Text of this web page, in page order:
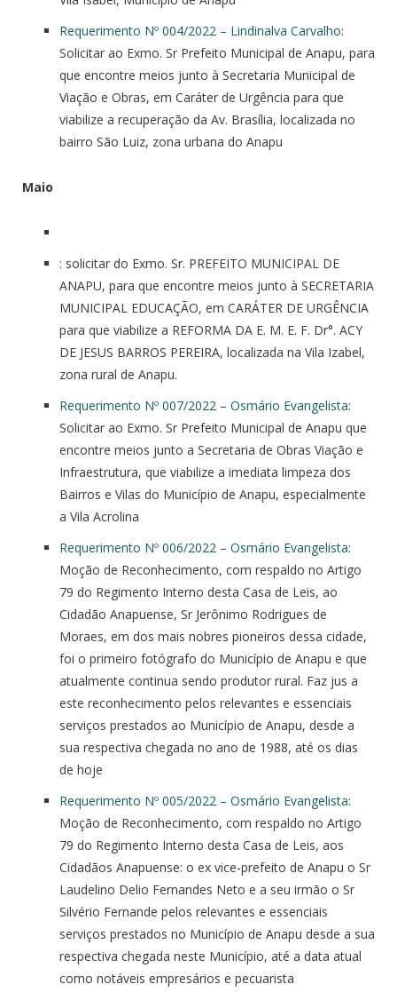
Requerimento Nº 004/2022 – Lindinalva Carvalho:
Solicitar ao Exmo. Sr Prefeito Municipal de Anapu, para
que encontre meios junto à Secretaria Municipal de
Viação e Obras, em Caráter de Urgência para que
viabilize a recuperação da Av. Brasília, localizada no
bairro São Luiz, zona urbana do Anapu
Maio
: solicitar do Exmo. Sr. PREFEITO MUNICIPAL DE
ANAPU, para que encontre meios junto à SECRETARIA
MUNICIPAL EDUCAÇÃO, em CARÁTER DE URGÊNCIA
para que viabilize a REFORMA DA E. M. E. F. Dr°. ACY
DE JESUS BARROS PEREIRA, localizada na Vila Izabel,
zona rural de Anapu.
Requerimento Nº 007/2022 – Osmário Evangelista:
Solicitar ao Exmo. Sr Prefeito Municipal de Anapu que
encontre meios junto a Secretaria de Obras Viação e
Infraestrutura, que viabilize a imediata limpeza dos
Bairros e Vilas do Município de Anapu, especialmente
a Vila Acrolina
Requerimento Nº 006/2022 – Osmário Evangelista:
Moção de Reconhecimento, com respaldo no Artigo
79 do Regimento Interno desta Casa de Leis, ao
Cidadão Anapuense, Sr Jerônimo Rodrigues de
Moraes, em dos mais nobres pioneiros dessa cidade,
foi o primeiro fotógrafo do Município de Anapu e que
atualmente continua sendo produtor rural. Faz jus a
este reconhecimento pelos relevantes e essenciais
serviços prestados ao Município de Anapu, desde a
sua respectiva chegada no ano de 1988, até os dias
de hoje
Requerimento Nº 005/2022 – Osmário Evangelista:
Moção de Reconhecimento, com respaldo no Artigo
79 do Regimento Interno desta Casa de Leis, aos
Cidadãos Anapuense: o ex vice-prefeito de Anapu o Sr
Laudelino Delio Fernandes Neto e a seu irmão o Sr
Silvério Fernande pelos relevantes e essenciais
serviços prestados no Município de Anapu desde a sua
respectiva chegada neste Município, até a data atual
como notáveis empresários e pecuarista